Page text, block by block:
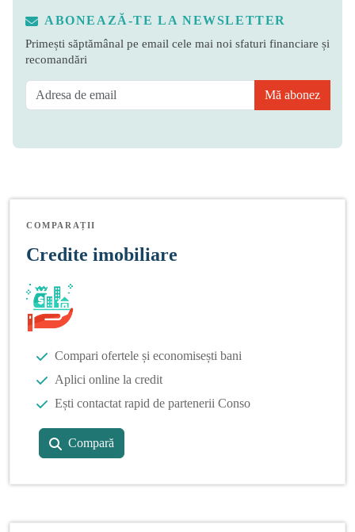
ABONEAZĂ-TE LA NEWSLETTER
Primești săptămânal pe email cele mai noi sfaturi financiare și
recomandări
Mă abonez
COMPARAȚII
Credite imobiliare
Compari ofertele și economisești bani
Aplici online la credit
Ești contactat rapid de partenerii Conso
Compară